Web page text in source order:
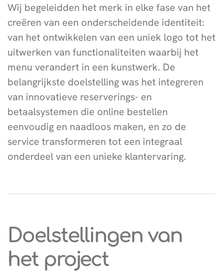
Wij begeleidden het merk in elke fase van het
creëren van een onderscheidende identiteit:
van het ontwikkelen van een uniek logo tot het
uitwerken van functionaliteiten waarbij het
menu verandert in een kunstwerk. De
belangrijkste doelstelling was het integreren
van innovatieve reserverings- en
betaalsystemen die online bestellen
eenvoudig en naadloos maken, en zo de
service transformeren tot een integraal
onderdeel van een unieke klantervaring.
Doelstellingen van
het project